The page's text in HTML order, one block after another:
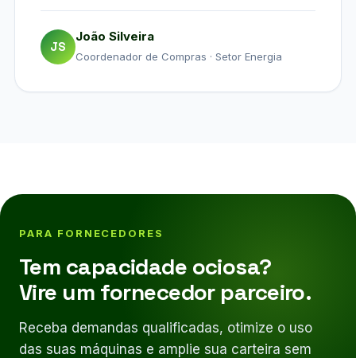
JS
João Silveira
Coordenador de Compras · Setor Energia
PARA FORNECEDORES
Tem capacidade ociosa?
Vire um fornecedor parceiro.
Receba demandas qualificadas, otimize o uso
das suas máquinas e amplie sua carteira sem